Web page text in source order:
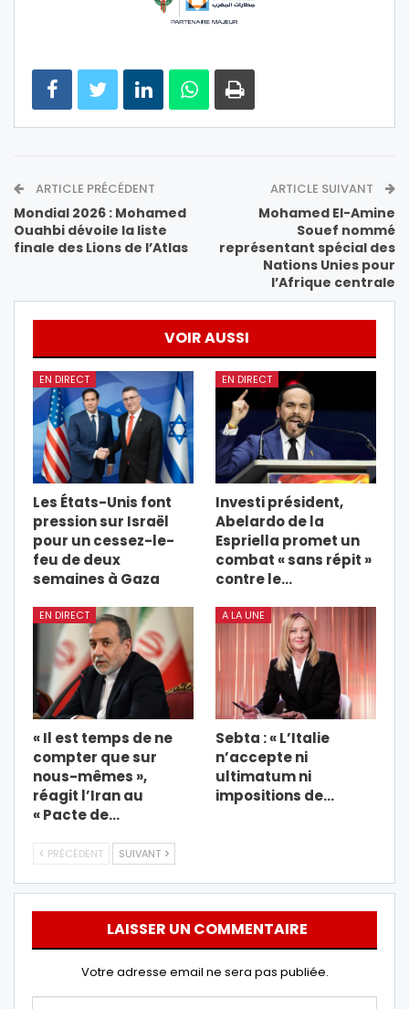
ARTICLE PRÉCÉDENT
Mondial 2026 : Mohamed
Ouahbi dévoile la liste
finale des Lions de l’Atlas
ARTICLE SUIVANT
Mohamed El-Amine
Souef nommé
représentant spécial des
Nations Unies pour
l’Afrique centrale
VOIR AUSSI
EN DIRECT
Les États-Unis font
pression sur Israël
pour un cessez-le-
feu de deux
semaines à Gaza
EN DIRECT
Investi président,
Abelardo de la
Espriella promet un
combat « sans répit »
contre le…
EN DIRECT
« Il est temps de ne
compter que sur
nous-mêmes »,
réagit l’Iran au
« Pacte de…
A LA UNE
Sebta : « L’Italie
n’accepte ni
ultimatum ni
impositions de…
PRÉCÉDENT SUIVANT
LAISSER UN COMMENTAIRE
Votre adresse email ne sera pas publiée.